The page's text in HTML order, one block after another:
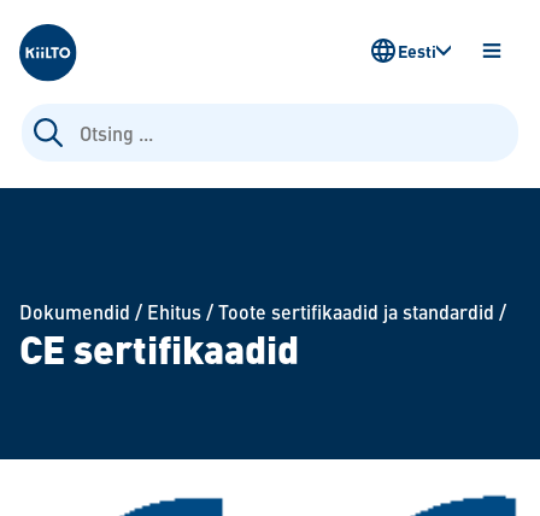
Kiilto Estonia
Otsi:
AVA
Eesti
Dokumendid / Ehitus/Toote sertifikaadid ja standardid /
CE sertifikaadid